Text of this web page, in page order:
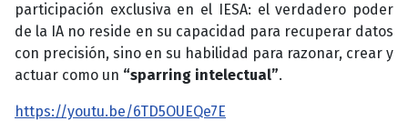
participación exclusiva en el IESA: el verdadero poder
de la IA no reside en su capacidad para recuperar datos
con precisión, sino en su habilidad para razonar, crear y
actuar como un “sparring intelectual”.
https://youtu.be/6TD5OUEQe7E